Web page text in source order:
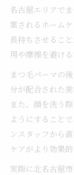
名古屋エリアで
案されるホーム
長持ちさせるこ
用や摩擦を避け
まつ毛パーマの
分が配合された
また、顔を洗う
ようにすること
ンスタッフから
ケアがより効果的
実際に北名古屋